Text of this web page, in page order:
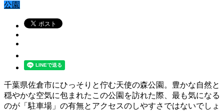
公園
千葉県佐倉市にひっそりと佇む天使の森公園。豊かな自然と
穏やかな空気に包まれたこの公園を訪れた際、最も気になる
のが「駐車場」の有無とアクセスのしやすさではないでしょ